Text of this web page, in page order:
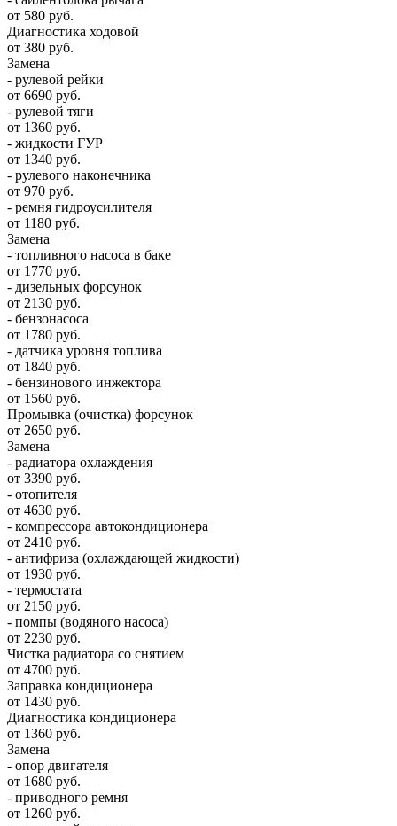
от 580 руб.
Диагностика ходовой
от 380 руб.
Замена
- рулевой рейки
от 6690 руб.
- рулевой тяги
от 1360 руб.
- жидкости ГУР
от 1340 руб.
- рулевого наконечника
от 970 руб.
- ремня гидроусилителя
от 1180 руб.
Замена
- топливного насоса в баке
от 1770 руб.
- дизельных форсунок
от 2130 руб.
- бензонасоса
от 1780 руб.
- датчика уровня топлива
от 1840 руб.
- бензинового инжектора
от 1560 руб.
Промывка (очистка) форсунок
от 2650 руб.
Замена
- радиатора охлаждения
от 3390 руб.
- отопителя
от 4630 руб.
- компрессора автокондиционера
от 2410 руб.
- антифриза (охлаждающей жидкости)
от 1930 руб.
- термостата
от 2150 руб.
- помпы (водяного насоса)
от 2230 руб.
Чистка радиатора со снятием
от 4700 руб.
Заправка кондиционера
от 1430 руб.
Диагностика кондиционера
от 1360 руб.
Замена
- опор двигателя
от 1680 руб.
- приводного ремня
от 1260 руб.